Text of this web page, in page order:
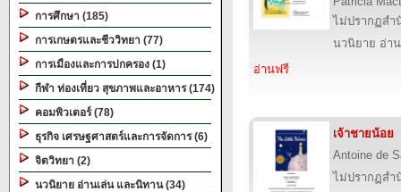
การศึกษา (185)
การเกษตรและชีววิทยา (77)
การเมืองและการปกครอง (1)
กีฬา ท่องเที่ยว สุขภาพและอาหาร (174)
คอมพิวเตอร์ (78)
ธุรกิจ เศรษฐศาสตร์และการจัดการ (6)
จิตวิทยา (2)
นวนิยาย อ่านเล่น และนิทาน (34)
ไม่ปรากฏส
นวนิยาย อ่า
อ่านฟรี
เจ้าชายน้อย
Antoine de
ไม่ปรากฏส